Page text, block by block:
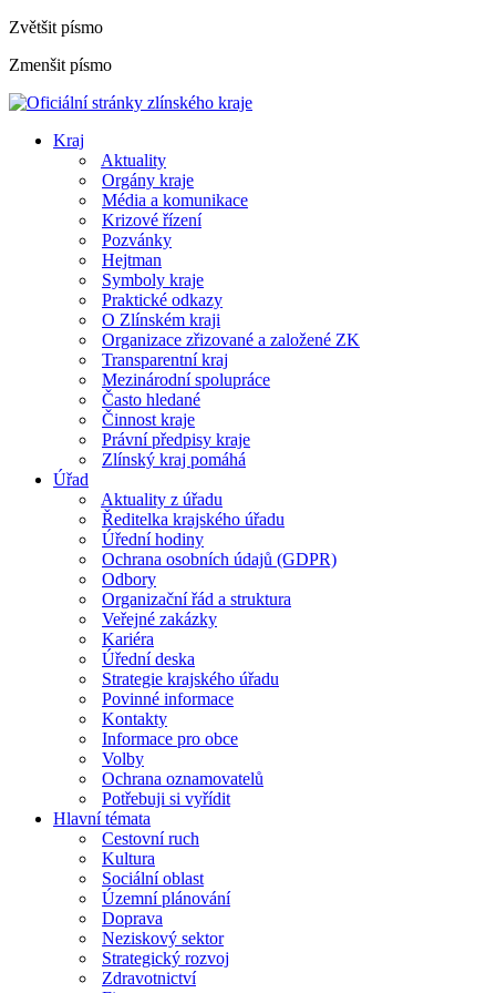
Zvětšit písmo
Zmenšit písmo
Kraj
Aktuality
Orgány kraje
Média a komunikace
Krizové řízení
Pozvánky
Hejtman
Symboly kraje
Praktické odkazy
O Zlínském kraji
Organizace zřizované a založené ZK
Transparentní kraj
Mezinárodní spolupráce
Často hledané
Činnost kraje
Právní předpisy kraje
Zlínský kraj pomáhá
Úřad
Aktuality z úřadu
Ředitelka krajského úřadu
Úřední hodiny
Ochrana osobních údajů (GDPR)
Odbory
Organizační řád a struktura
Veřejné zakázky
Kariéra
Úřední deska
Strategie krajského úřadu
Povinné informace
Kontakty
Informace pro obce
Volby
Ochrana oznamovatelů
Potřebuji si vyřídit
Hlavní témata
Cestovní ruch
Kultura
Sociální oblast
Územní plánování
Doprava
Neziskový sektor
Strategický rozvoj
Zdravotnictví